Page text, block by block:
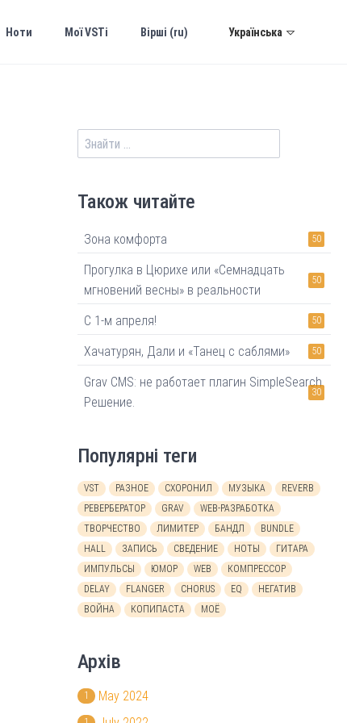
Ноти Мої VSTi Вірші (ru) Українська
Також читайте
50
Зона комфорта
50
Прогулка в Цюрихе или «Семнадцать
мгновений весны» в реальности
50
С 1-м апреля!
50
Хачатурян, Дали и «Танец с саблями»
30
Grav CMS: не работает плагин SimpleSearch.
Решение.
Популярні теги
VST РАЗНОЕ СХОРОНИЛ МУЗЫКА
REVERB
РЕВЕРБЕРАТОР
GRAV
WEB-РАЗРАБОТКА
ТВОРЧЕСТВО
ЛИМИТЕР БАНДЛ
BUNDLE
HALL
ЗАПИСЬ СВЕДЕНИЕ НОТЫ
ГИТАРА
ИМПУЛЬСЫ
ЮМОР WEB
КОМПРЕССОР
DELAY
FLANGER CHORUS EQ
НЕГАТИВ
ВОЙНА
КОПИПАСТА МОЁ
Архів
1 May 2024